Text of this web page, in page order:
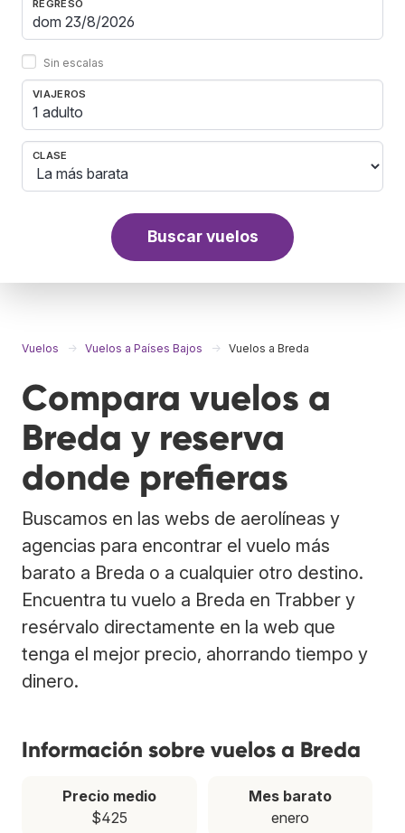
REGRESO
Sin escalas
VIAJEROS
1 adulto
CLASE
Buscar vuelos
Vuelos Vuelos a Países Bajos Vuelos a Breda
Compara vuelos a
Breda y reserva
donde prefieras
Buscamos en las webs de aerolíneas y
agencias para encontrar el vuelo más
barato a Breda o a cualquier otro destino.
Encuentra tu vuelo a Breda en Trabber y
resérvalo directamente en la web que
tenga el mejor precio, ahorrando tiempo y
dinero.
Información sobre vuelos a Breda
Precio medio
$425
Mes barato
enero